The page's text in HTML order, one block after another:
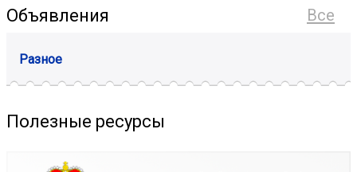
Все
Объявления
Разное
Полезные ресурсы